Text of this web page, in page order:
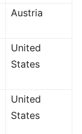
Austria
United
States
United
States